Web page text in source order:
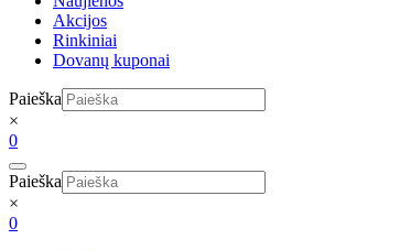
Akcijos
Rinkiniai
Dovanų kuponai
Paieška
×
0
Paieška
×
0